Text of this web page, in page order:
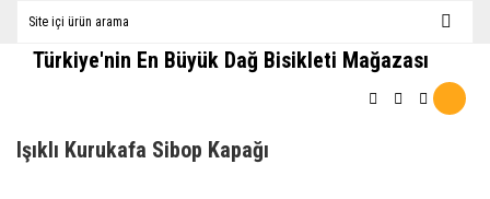
Türkiye'nin En Büyük Dağ Bisikleti Mağazası
Işıklı Kurukafa Sibop Kapağı